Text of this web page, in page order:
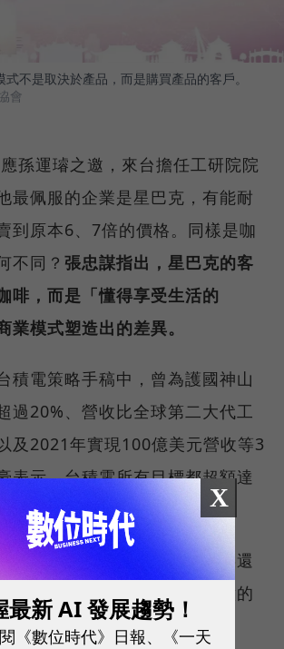
不是取決於產品，而是購買產品的客戶。
會
孫運璿之邀，來台擔任工研院院
最佩服的企業是星巴克，有能耐
到原本6、7倍的價格。同樣是咖
不同？ 張忠謀指出，星巴克的客
啡，而是「懂得享受生活的
業模式塑造出的差異。
積電策略手稿中，曾為護國神山
過20%、營收比全球第二大代工
及2021年實現100億美元營收等3
表示，台積電所有目標都超額達
現130億美元營收。
的策略及商業模型。」張忠謀還
默，「唯一對這個成績不滿意的
」
X
最新 AI 發展趨勢！
《數位時代》日報、《一天